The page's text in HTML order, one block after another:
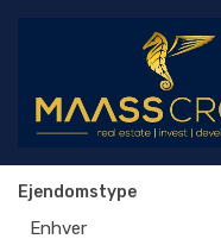
Ejendomstype
Enhver